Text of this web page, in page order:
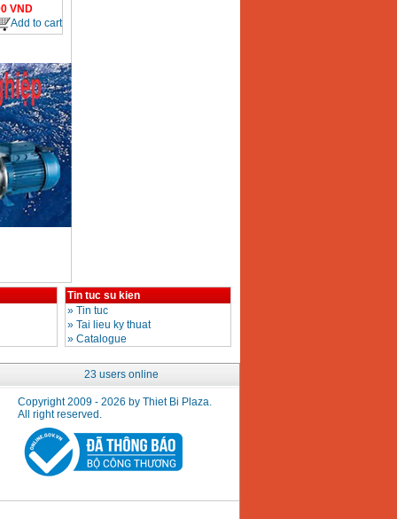
VND
Add to cart
Tin tuc su kien
» Tin tuc
» Tai lieu ky thuat
» Catalogue
23 users online
Copyright 2009 - 2026 by Thiet Bi Plaza.
All right reserved.